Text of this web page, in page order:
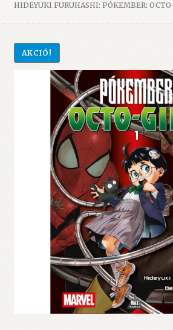
HIDEYUKI FURUHASHI: PÓKEMBER:
AKCIÓ!